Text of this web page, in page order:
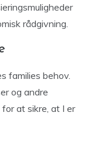
rådgivning.
families behov.
og andre
at sikre, at I er